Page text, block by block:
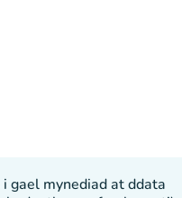
gael mynediad at ddata